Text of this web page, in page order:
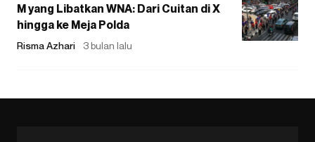
M yang Libatkan WNA: Dari Cuitan di X
hingga ke Meja Polda
Risma Azhari 3 bulan lalu